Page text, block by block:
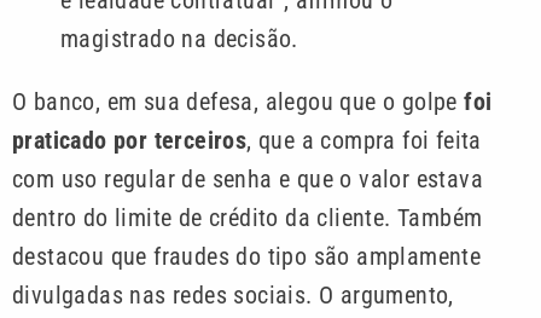
magistrado na decisão.
O banco, em sua defesa, alegou que o golpefoi
praticado por terceiros, que a compra foi feita
com uso regular de senha e que o valor estava
dentro do limite de crédito da cliente. Também
destacou que fraudes do tipo são amplamente
divulgadas nas redes sociais. O argumento,